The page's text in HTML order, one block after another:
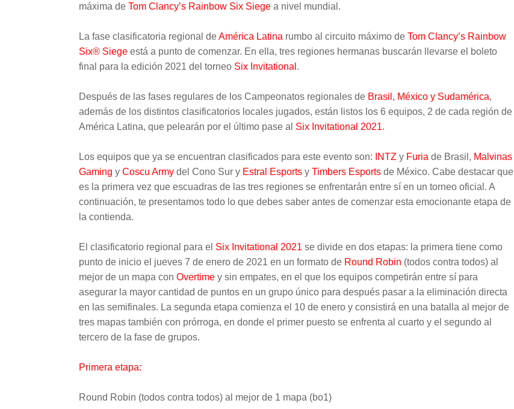
máxima de Tom Clancy’s Rainbow Six Siegea nivel mundial.
La fase clasificatoria regional deAmérica Latina rumbo al circuito máximo de Tom Clancy’s Rainbow
Six® Siegeestá a punto de comenzar. En ella, tres regiones hermanas buscarán llevarse el boleto
final para la edición 2021 del torneo Six Invitational .
Después de las fases regulares de los Campeonatos regionales de Brasil, México y Sudamérica,
además de los distintos clasificatorios locales jugados, están listos los 6 equipos, 2 de cada región de
América Latina, que pelearán por el último pase al Six Invitational 2021.
Los equipos que ya se encuentran clasificados para este evento son: INTZ y Furia de Brasil, Malvinas
Gaming y Coscu Armydel Cono Sur y Estral Esportsy Timbers Esportsde México. Cabe destacar que
es la primera vez que escuadras de las tres regiones se enfrentarán entre sí en un torneo oficial. A
continuación, te presentamos todo lo que debes saber antes de comenzar esta emocionante etapa de
la contienda.
El clasificatorio regional para el Six Invitational 2021 se divide en dos etapas: la primera tiene como
punto de inicio el jueves 7 de enero de 2021 en un formato de Round Robin (todos contra todos) al
mejor de un mapa con Overtimey sin empates, en el que los equipos competirán entre sí para
asegurar la mayor cantidad de puntos en un grupo único para después pasar a la eliminación directa
en las semifinales. La segunda etapa comienza el 10 de enero y consistirá en una batalla al mejor de
tres mapas también con prórroga, en donde el primer puesto se enfrenta al cuarto y el segundo al
tercero de la fase de grupos.
Primera etapa:
Round Robin (todos contra todos) al mejor de 1 mapa (bo1)